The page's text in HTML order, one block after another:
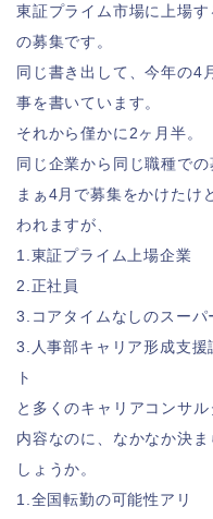
東証プライム市場に上場
の募集です。
同じ書き出して、今年の4
事を書いています。
それから僅かに2ヶ月半。
同じ企業から同じ職種での
まぁ4月で募集をかけたけ
われますが、
1.東証プライム上場企業
2.正社員
3.コアタイムなしのスーパ
3.人事部キャリア形成支
ト
と多くのキャリアコンサ
内容なのに、なかなか決
しょうか。
1.全国転勤の可能性アリ